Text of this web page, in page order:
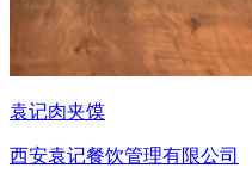
袁记肉夹馍
西安袁记餐饮管理有限公司